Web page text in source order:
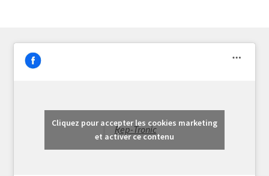
Rep-Tronic
Cliquez pour accepter les cookies marketing
et activer ce contenu